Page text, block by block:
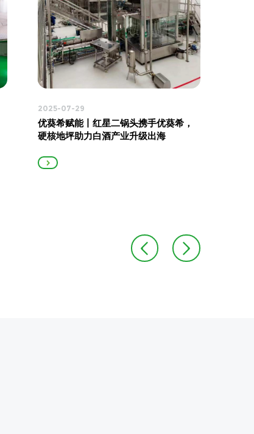
2025-07-29
优葵希赋能丨红星二锅头携手优葵希，
硬核地坪助力白酒产业升级出海